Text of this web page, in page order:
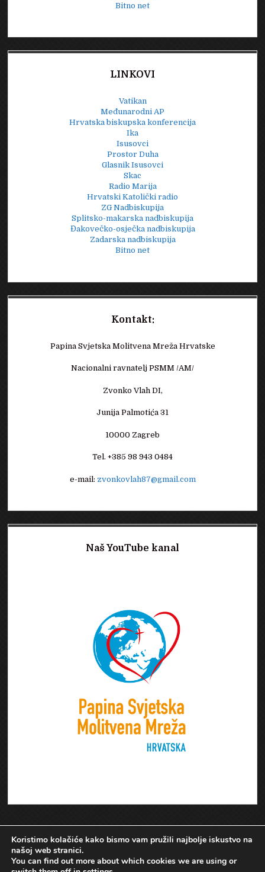
Bitno net
LINKOVI
Vatikan
Međunarodni AP
Hrvatska biskupska konferencija
Ika
Isusovci
Prostor Duha
Glasnik Isusovci
Skac
Radio Marija
Hrvatski Katolički radio
ZG Nadbiskupija
Splitsko-makarska nadbiskupija
Đakovečko-osječka nadbiskupija
Zadarska nadbiskupija
Bitno net
Kontakt:
Papina Svjetska Molitvena Mreža Hrvatske
Nacionalni ravnatelj PSMM /AM/
Zvonko Vlah DI,
Junija Palmotića 31
10000 Zagreb
Tel. +385 98 943 0484
e-mail: zvonkovlah87@gmail.com
Naš YouTube kanal
Koristimo kolačiće kako bismo vam pružili najbolje iskustvo na
našoj web stranici.
You can find out more about which cookies we are using or